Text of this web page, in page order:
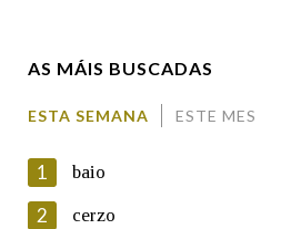
AS MÁIS BUSCADAS
ESTA SEMANA ESTE MES
1 baio
2 cerzo